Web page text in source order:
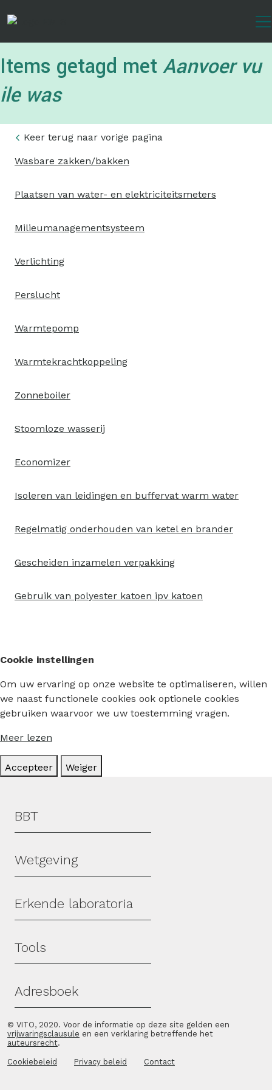
inhoud
Items getagd met Aanvoer vu
ile was
Keer terug naar vorige pagina
Wasbare zakken/bakken
Plaatsen van water- en elektriciteitsmeters
Milieumanagementsysteem
Verlichting
Perslucht
Warmtepomp
Warmtekrachtkoppeling
Zonneboiler
Stoomloze wasserij
Economizer
Isoleren van leidingen en buffervat warm water
Regelmatig onderhouden van ketel en brander
Gescheiden inzamelen verpakking
Gebruik van polyester katoen ipv katoen
Cookie instellingen
Om uw ervaring op onze website te optimaliseren, willen
we naast functionele cookies ook optionele cookies
gebruiken waarvoor we uw toestemming vragen.
Meer lezen
Accepteer Weiger
Hoofdmenu
BBT
Wetgeving
Erkende laboratoria
Tools
Adresboek
© VITO, 2020. Voor de informatie op deze site gelden een
vrijwaringsclausule en een verklaring betreffende het
auteursrecht.
Cookiebeleid Privacy beleid Contact